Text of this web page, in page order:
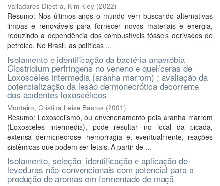
Valladares Diestra, Kim Kley (2022)
Resumo: Nos últimos anos o mundo vem buscando alternativas
limpas e renováveis para fornecer novos materiais e energia,
reduzindo a dependência dos combustíveis fósseis derivados do
petróleo. No Brasil, as políticas ...
Isolamento e identificação da bactéria anaeróbia
Clostridium perfringens no veneno e quelíceras de
Loxosceles intermedia (aranha marrom) : avaliação da
potencialização da lesão dermonecrótica decorrente
dos acidentes loxoscélicos
Monteiro, Cristina Leise Bastos (2001)
Resumo: Loxoscelismo, ou envenenamento pela aranha marrom
(Loxosceles intermedia), pode resultar, no local da picada,
extensa dermonecrose, hemorragia e, eventualmente, reações
sistêmicas que podem ser letais. A partir de ...
Isolamento, seleção, identificação e aplicação de
leveduras não-convencionais com potencial para a
produção de aromas em fermentado de maçã